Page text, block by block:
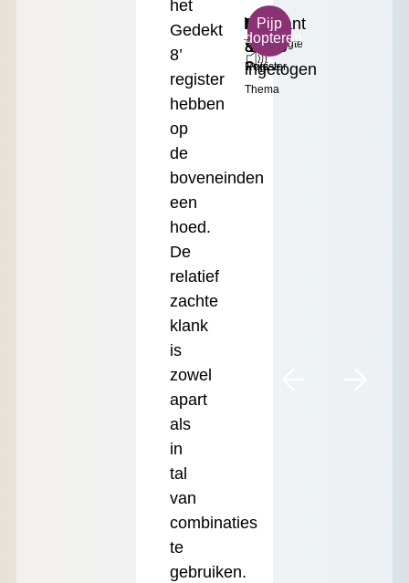
het
Gedekt
8’
register
hebben
op
de
boveneinden
een
hoed.
De
relatief
zachte
klank
is
zowel
apart
als
in
tal
van
combinaties
te
gebruiken.
h¹
Toonhoogte
Warm
&
ingetogen
Thema
Prestant
8'
Register
Klein
Formaat
€
17.50
Prijs
Pijp
adopteren